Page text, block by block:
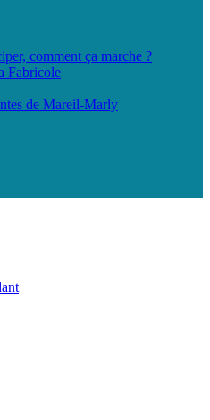
comment ça marche ?
Fabricole
de Mareil-Marly